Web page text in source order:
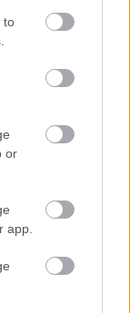
to
or
app.
2020.10.10 22:21:25
fontos a
akkor az
akár a
van…..